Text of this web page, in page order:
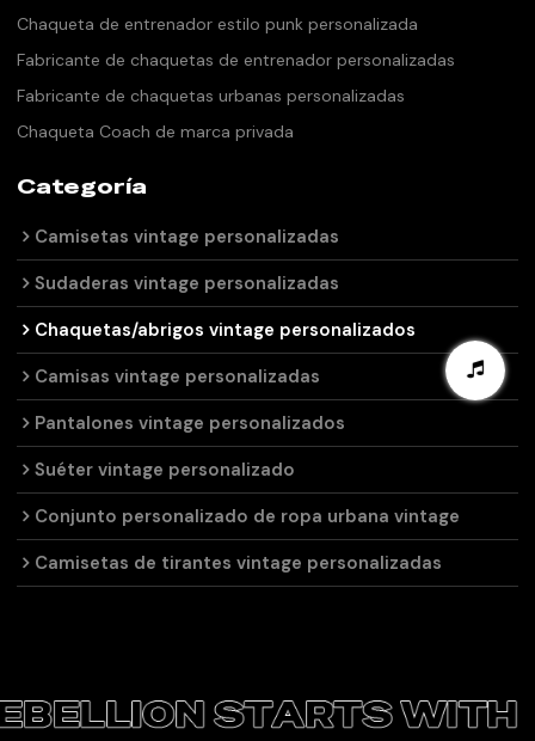
Chaqueta de entrenador estilo punk personalizada
Fabricante de chaquetas de entrenador personalizadas
Fabricante de chaquetas urbanas personalizadas
Chaqueta Coach de marca privada
Categoría
Camisetas vintage personalizadas
Sudaderas vintage personalizadas
Chaquetas/abrigos vintage personalizados
Camisas vintage personalizadas
Pantalones vintage personalizados
Suéter vintage personalizado
Conjunto personalizado de ropa urbana vintage
Camisetas de tirantes vintage personalizadas